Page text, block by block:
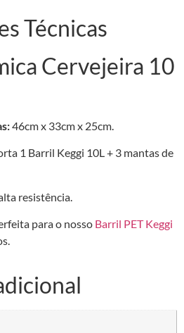
Técnicas
Cervejeira 10
46cm x 33cm x 25cm.
1 Barril Keggi 10L + 3 mantas de
resistência.
para o nosso Barril PET Keggi